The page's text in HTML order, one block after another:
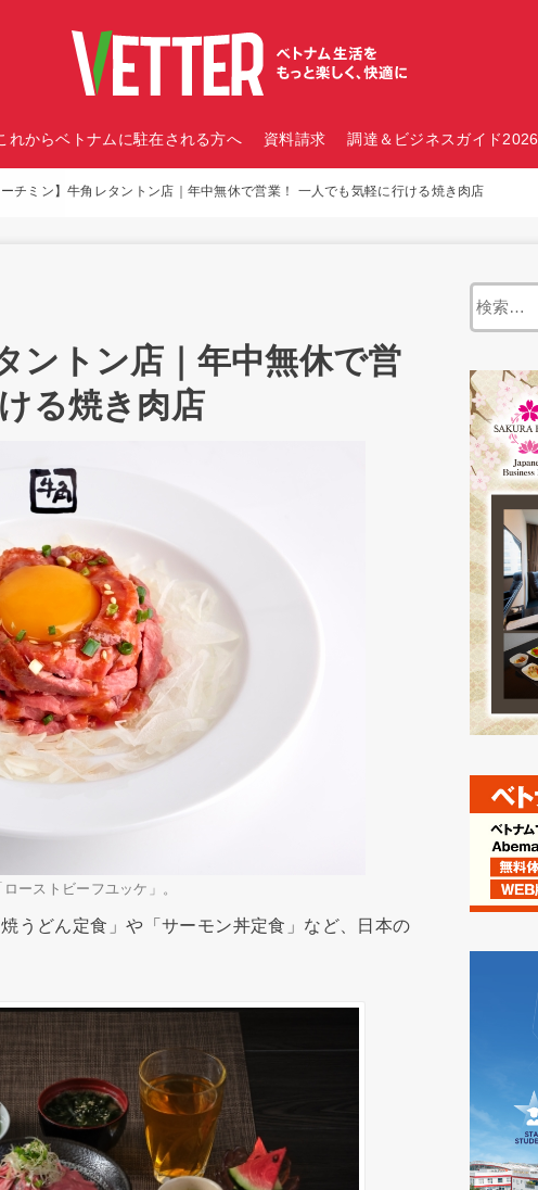
れからベトナムに駐在される方へ 資料請求 調達＆ビジネスガイド2026
ーチミン】牛角レタントン店｜年中無休で営業！ 一人でも気軽に行ける焼き肉店
ントン店｜年中無休で営
る焼き肉店
ーストビーフユッケ」。
うどん定食」や「サーモン丼定食」など、日本の